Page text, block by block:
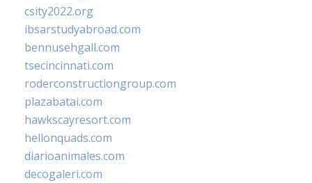
csity2022.org
ibsarstudyabroad.com
bennusehgall.com
tsecincinnati.com
roderconstructiongroup.com
plazabatai.com
hawkscayresort.com
hellonquads.com
diarioanimales.com
decogaleri.com